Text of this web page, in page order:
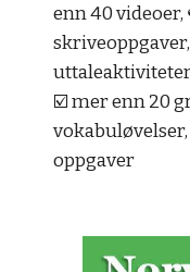
enn 40 videoer,
☑️ mer enn 20
oppgaver